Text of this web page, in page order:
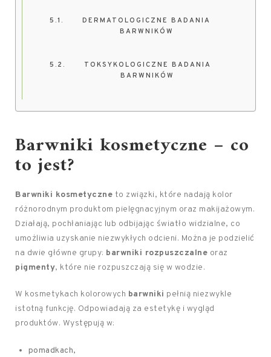
DERMATOLOGICZNE BADANIA
BARWNIKÓW
TOKSYKOLOGICZNE BADANIA
BARWNIKÓW
Barwniki kosmetyczne – co
to jest?
Barwniki kosmetyczne to związki, które nadają kolor
różnorodnym produktom pielęgnacyjnym oraz makijażowym.
Działają, pochłaniając lub odbijając światło widzialne, co
umożliwia uzyskanie niezwykłych odcieni. Można je podzielić
na dwie główne grupy: barwniki rozpuszczalne oraz
pigmenty, które nie rozpuszczają się w wodzie.
W kosmetykach kolorowych barwniki pełnią niezwykle
istotną funkcję. Odpowiadają za estetykę i wygląd
produktów. Występują w:
pomadkach,